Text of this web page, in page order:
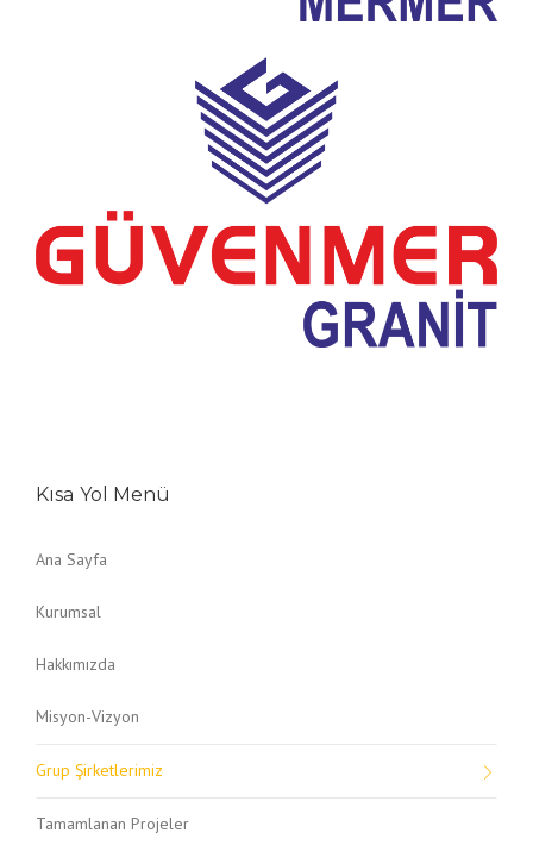
Kısa Yol Menü
Ana Sayfa
Kurumsal
Hakkımızda
Misyon-Vizyon
Grup Şirketlerimiz
Tamamlanan Projeler